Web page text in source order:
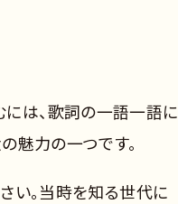
には、歌詞の一語一語に
魅力の一つです。
い。当時を知る世代に